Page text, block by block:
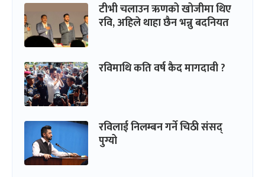
टीभी चलाउन ऋणको खोजीमा थिए
रवि, अहिले थाहा छैन भन्नु बदनियत
रविमाथि कति वर्ष कैद मागदावी ?
रविलाई निलम्बन गर्ने चिठी संसद्
पुग्यो